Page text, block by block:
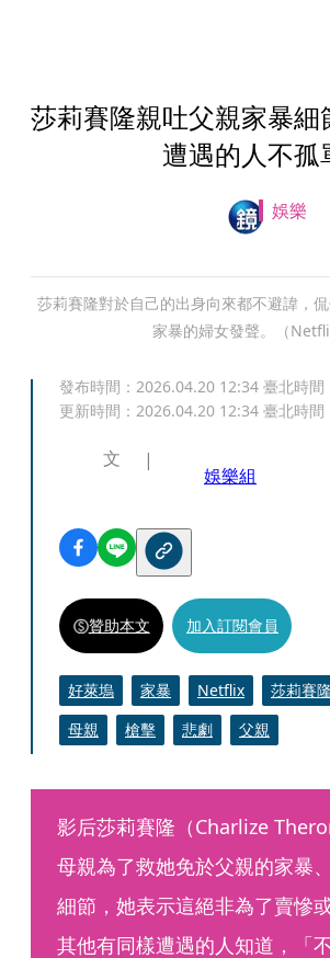
莎莉賽隆親吐父親家暴
遭遇的人不孤
娛樂
莎莉賽隆對於自己的出身向來都不避諱，
家暴的婦女發聲。（
發布時間： 2026.04.20 12:34 臺北時間
更新時間： 2026.04.20 12:34 臺北時間
文
娛樂組
贊助本文 加入訂閱會員
好萊塢 家暴 Netflix 莎莉賽隆
母親
槍擊 悲劇 父親
影后莎莉賽隆（Charlize
母親為了救她免於父親的家暴
細節，她表示這絕非為了賣慘
其他有同樣遭遇的人知道，「